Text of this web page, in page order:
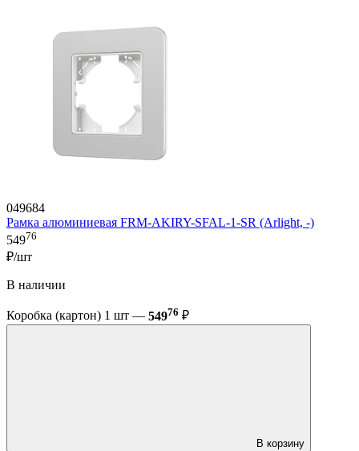
049684
Рамка алюминиевая FRM-AKIRY-SFAL-1-SR (Arlight, -)
54976
₽/шт
В наличии
Коробка (картон) 1 шт — 54976 ₽
В корзину